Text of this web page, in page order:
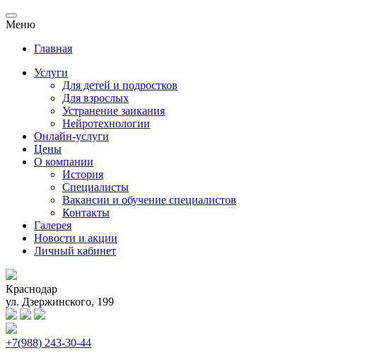
Меню
Главная
Услуги
Для детей и подростков
Для взрослых
Устранение заикания
Нейротехнологии
Онлайн-услуги
Цены
О компании
История
Специалисты
Вакансии и обучение специалистов
Контакты
Галерея
Новости и акции
Личный кабинет
Краснодар
ул. Дзержинского, 199
+7(988) 243-30-44